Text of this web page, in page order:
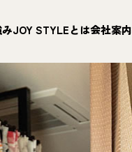
JOY STYLEとは会社案内